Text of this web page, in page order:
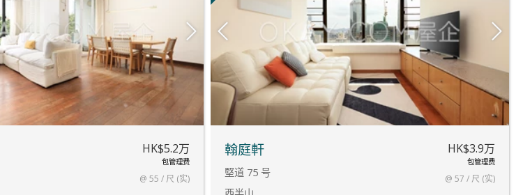
HK$5.2万
包管理费
@ 55 / 尺 (实)
翰庭軒
堅道 75 号
HK$3.9万
包管理费
@ 57 / 尺 (实)